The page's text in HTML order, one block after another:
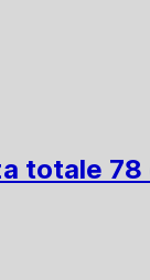
totale